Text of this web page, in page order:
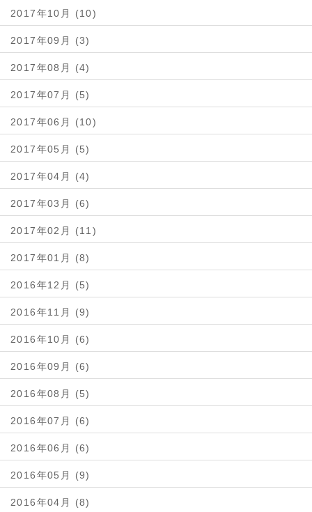
2017年10月 (10)
2017年09月 (3)
2017年08月 (4)
2017年07月 (5)
2017年06月 (10)
2017年05月 (5)
2017年04月 (4)
2017年03月 (6)
2017年02月 (11)
2017年01月 (8)
2016年12月 (5)
2016年11月 (9)
2016年10月 (6)
2016年09月 (6)
2016年08月 (5)
2016年07月 (6)
2016年06月 (6)
2016年05月 (9)
2016年04月 (8)